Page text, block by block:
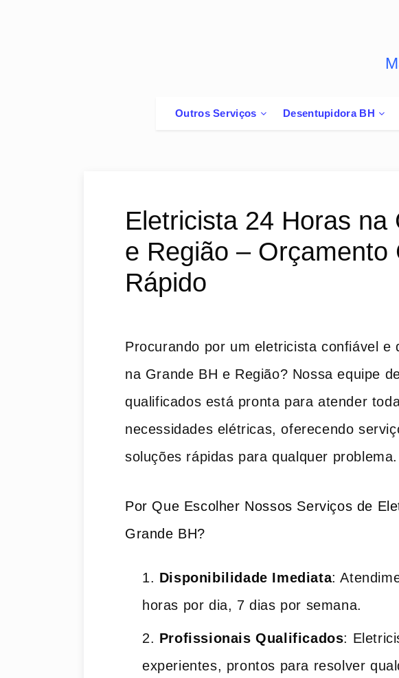
Outros Serviços Desentupidora BH
Eletricista 24 Horas na
e Região – Orçamento
Rápido
Procurando por um eletricista confiável e
na Grande BH e Região? Nossa equipe
qualificados está pronta para atender
necessidades elétricas, oferecendo
soluções rápidas para qualquer problema.
Por Que Escolher Nossos Serviços de
Grande BH?
Disponibilidade Imediata:
horas por dia, 7 dias por semana.
Profissionais Qualificados:
experientes, prontos para resolver